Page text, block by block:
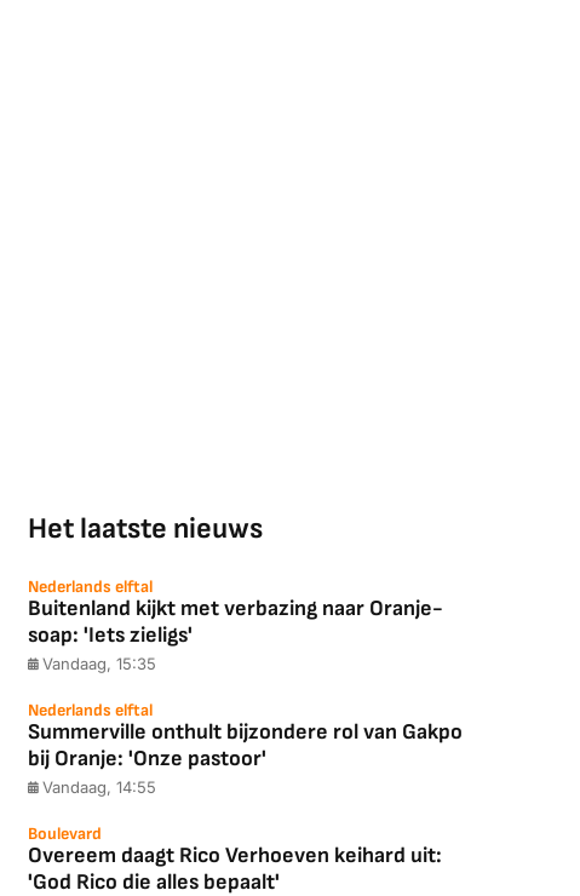
Het laatste nieuws
Nederlands elftal
Buitenland kijkt met verbazing naar Oranje-
soap: 'Iets zieligs'
Vandaag, 15:35
Nederlands elftal
Summerville onthult bijzondere rol van Gakpo
bij Oranje: 'Onze pastoor'
Vandaag, 14:55
Boulevard
Overeem daagt Rico Verhoeven keihard uit:
'God Rico die alles bepaalt'